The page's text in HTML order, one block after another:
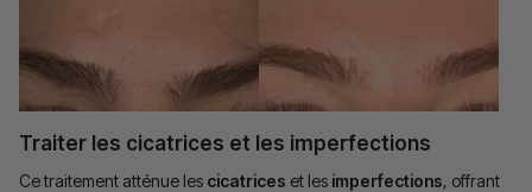
Traiter les cicatrices et les imperfections
Ce traitement atténue les cicatrices et les imperfections, offrant